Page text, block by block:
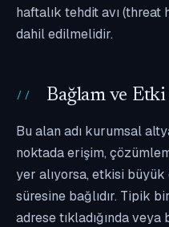
haftalık tehdit avı
dahil edilmelidir.
Bağlam ve
Bu alan adı kurumsal
noktada erişim,
yer alıyorsa, etkisi büyük
süresine bağlıdır. Tipik
adrese tıkladığında